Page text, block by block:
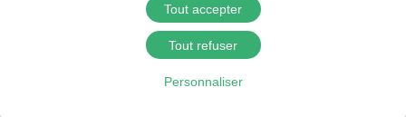
Tout accepter
Tout refuser
Personnaliser
@2025 Proximit Digital
Politique de confidentialité
Mentions légales